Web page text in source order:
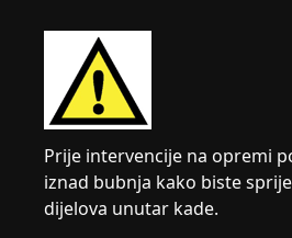
Prije intervencije na opremi
iznad bubnja kako biste
dijelova unutar kade.